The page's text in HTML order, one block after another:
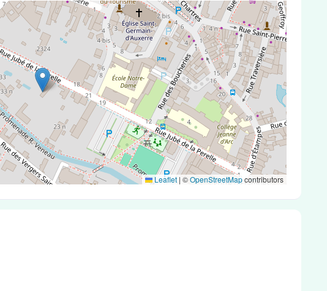
Leaflet | ©OpenStreetMapcontributors